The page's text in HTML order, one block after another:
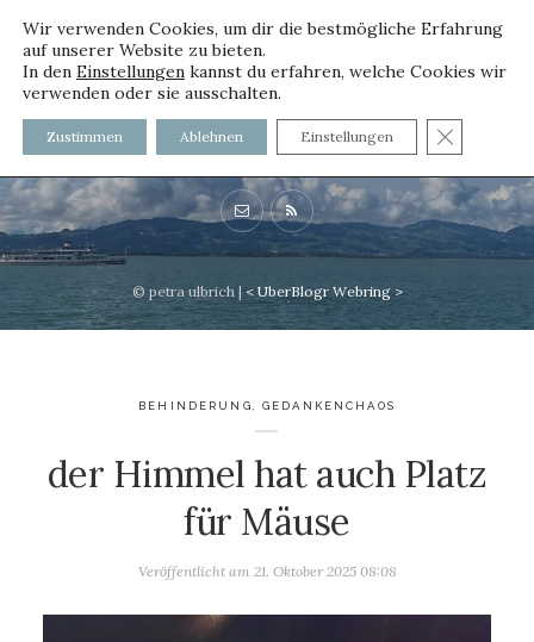
voller worte
mit und ohne Innenfutter
© petra ulbrich | < UberBlogr Webring >
BEHINDERUNG GEDANKENCHAOS
der Himmel hat auch Platz
für Mäuse
Veröffentlicht am 21. Oktober 2025 08:08
Wir verwenden Cookies, um dir die bestmögliche Erfahrung
auf unserer Website zu bieten.
In den Einstellungen kannst du erfahren, welche Cookies wir
verwenden oder sie ausschalten.
Zustimmen Ablehnen Einstellungen GDPR